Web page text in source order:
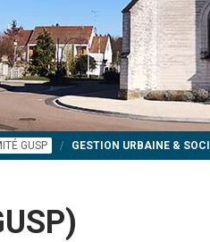
GUSP GESTION URBAINE &